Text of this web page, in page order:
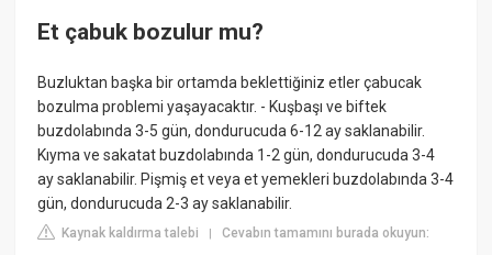
Et çabuk bozulur mu?
Buzluktan başka bir ortamda beklettiğiniz etler çabucak
bozulma problemi yaşayacaktır. - Kuşbaşı ve biftek
buzdolabında 3-5 gün, dondurucuda 6-12 ay saklanabilir.
Kıyma ve sakatat buzdolabında 1-2 gün, dondurucuda 3-4
ay saklanabilir. Pişmiş et veya et yemekleri buzdolabında 3-4
gün, dondurucuda 2-3 ay saklanabilir.
Kaynak kaldırma talebi |Cevabın tamamını burada okuyun: